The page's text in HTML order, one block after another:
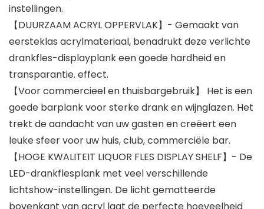
instellingen.
【DUURZAAM ACRYL OPPERVLAK】- Gemaakt van
eersteklas acrylmateriaal, benadrukt deze verlichte
drankfles-displayplank een goede hardheid en
transparantie. effect.
【Voor commercieel en thuisbargebruik】 Het is een
goede barplank voor sterke drank en wijnglazen. Het
trekt de aandacht van uw gasten en creëert een
leuke sfeer voor uw huis, club, commerciële bar.
【HOGE KWALITEIT LIQUOR FLES DISPLAY SHELF】- De
LED-drankflesplank met veel verschillende
lichtshow-instellingen. De licht gematteerde